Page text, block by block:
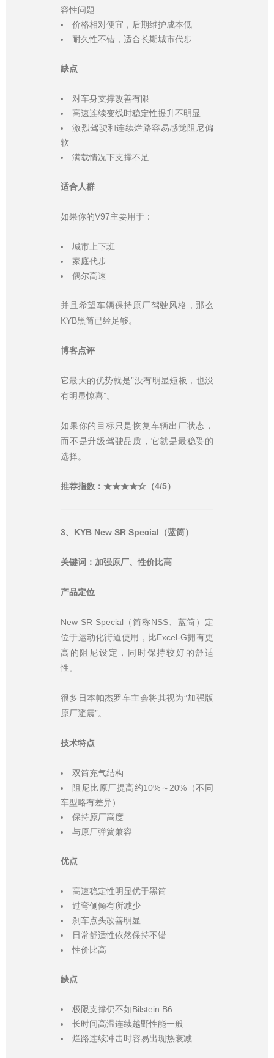
容性问题
价格相对便宜，后期维护成本低
耐久性不错，适合长期城市代步
缺点
对车身支撑改善有限
高速连续变线时稳定性提升不明显
激烈驾驶和连续烂路容易感觉阻尼偏
软
满载情况下支撑不足
适合人群
如果你的V97主要用于：
城市上下班
家庭代步
偶尔高速
并且希望车辆保持原厂驾驶风格，那么
KYB黑筒已经足够。
博客点评
它最大的优势就是”没有明显短板，也没
有明显惊喜”。
如果你的目标只是恢复车辆出厂状态，
而不是升级驾驶品质，它就是最稳妥的
选择。
推荐指数：★★★★☆（4/5）
3、KYB New SR Special（蓝筒）
关键词：加强原厂、性价比高
产品定位
New SR Special（简称NSS、蓝筒）定
位于运动化街道使用，比Excel-G拥有更
高的阻尼设定，同时保持较好的舒适
性。
很多日本帕杰罗车主会将其视为”加强版
原厂避震”。
技术特点
双筒充气结构
阻尼比原厂提高约10%～20%（不同
车型略有差异）
保持原厂高度
与原厂弹簧兼容
优点
高速稳定性明显优于黑筒
过弯侧倾有所减少
刹车点头改善明显
日常舒适性依然保持不错
性价比高
缺点
极限支撑仍不如Bilstein B6
长时间高温连续越野性能一般
烂路连续冲击时容易出现热衰减